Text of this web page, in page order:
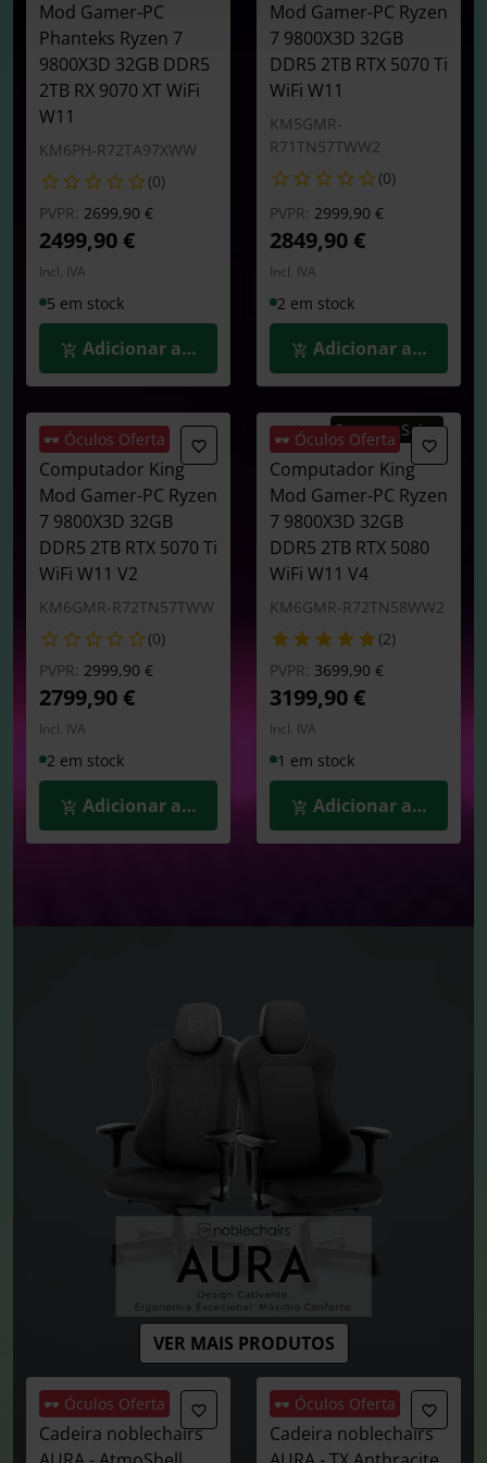
Mod Gamer-PC
Phanteks Ryzen 7
9800X3D 32GB DDR5
2TB RX 9070 XT WiFi
W11
KM6PH-R72TA97XWW
(0)
PVPR: Preço reduzido de
2699,90 €para
2499,90 €
Incl. IVA
5 em stock
Adicionar ao Carrinho
Mod Gamer-PC Ryzen
7 9800X3D 32GB
DDR5 2TB RTX 5070 Ti
WiFi W11
KM5GMR-
R71TN57TWW2
(0)
PVPR: Preço reduzido de
2999,90 €para
2849,90 €
Incl. IVA
2 em stock
Adicionar ao
🕶️ Óculos Oferta
Computador King
Mod Gamer-PC Ryzen
7 9800X3D 32GB
DDR5 2TB RTX 5070 Ti
WiFi W11 V2
KM6GMR-R72TN57TWW
(0)
PVPR: Preço reduzido de
2999,90 €para
2799,90 €
Incl. IVA
2 em stock
Adicionar ao Carrinho
🕶️ Óculos Oferta
Summer Sales
Computador King
Mod Gamer-PC Ryzen
7 9800X3D 32GB
DDR5 2TB RTX 5080
WiFi W11 V4
KM6GMR-R72TN58WW2
(2)
PVPR: Preço reduzido de
3699,90 €para
3199,90 €
Incl. IVA
1 em stock
Adicionar ao
🕶️ Óculos Oferta
Cadeira noblechairs
🕶️ Óculos Oferta
Cadeira noblechairs
VER MAIS PRODUTOS